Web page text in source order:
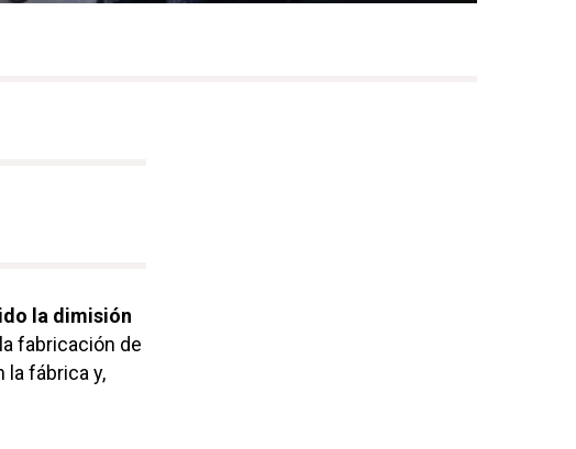
la dimisión
fabricación de
la fábrica y,